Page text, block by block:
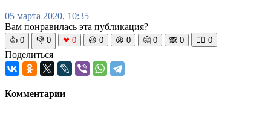
05 марта 2020, 10:35
Вам понравилась эта публикация?
👍 0 👎 0 ❤ 0 😆 0 😡 0 🤔 0 🙈 0 🧘‍♀️ 0
Поделиться
Комментарии